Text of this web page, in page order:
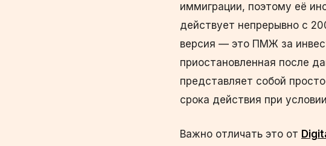
иммиграции, поэтому её
действует непрерывно с
версия — это ПМЖ за
приостановленная после
представляет собой
срока действия при
Важно отличать это от